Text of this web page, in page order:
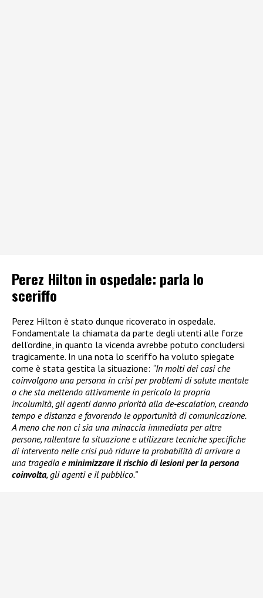
Perez Hilton in ospedale: parla lo
sceriffo
Perez Hilton è stato dunque ricoverato in ospedale.
Fondamentale la chiamata da parte degli utenti alle forze
dell’ordine, in quanto la vicenda avrebbe potuto concludersi
tragicamente. In una nota lo sceriffo ha voluto spiegate
come è stata gestita la situazione: “In molti dei casi che
coinvolgono una persona in crisi per problemi di salute mentale
o che sta mettendo attivamente in pericolo la propria
incolumità, gli agenti danno priorità alla de-escalation, creando
tempo e distanza e favorendo le opportunità di comunicazione.
A meno che non ci sia una minaccia immediata per altre
persone, rallentare la situazione e utilizzare tecniche specifiche
di intervento nelle crisi può ridurre la probabilità di arrivare a
una tragedia eminimizzare il rischio di lesioni per la persona
coinvolta, gli agenti e il pubblico.”